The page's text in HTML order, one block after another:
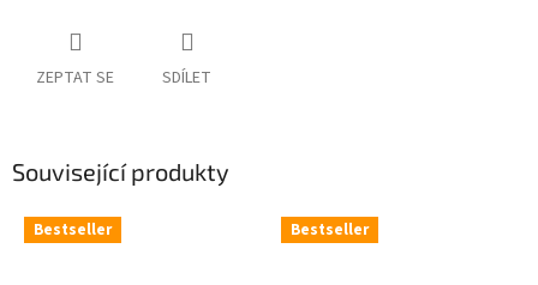
ZEPTAT SE SDÍLET
Související produkty
Bestseller Bestseller